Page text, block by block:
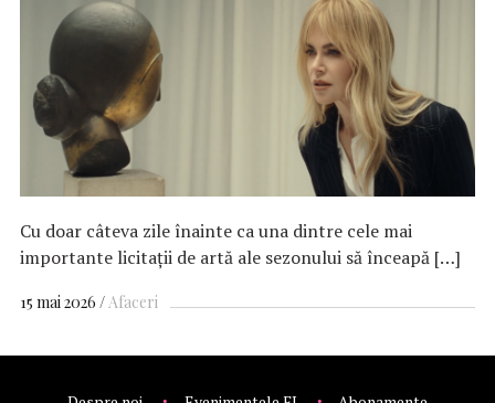
Cu doar câteva zile înainte ca una dintre cele mai
importante licitații de artă ale sezonului să înceapă […]
15 mai 2026 Afaceri